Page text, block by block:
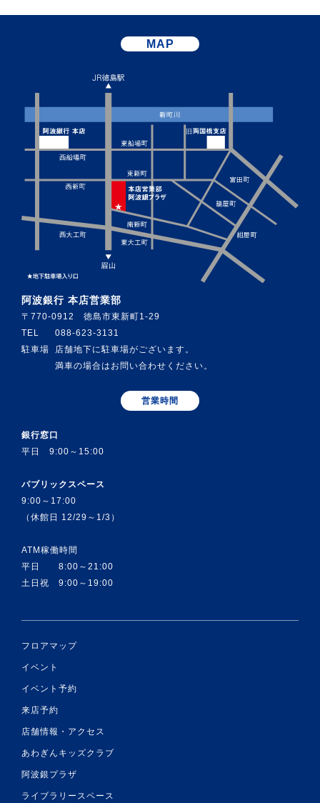
MAP
阿波銀行 本店営業部
〒770-0912 徳島市東新町1-29
TEL
088-623-3131
駐車場
店舗地下に駐車場がございます。
満車の場合はお問い合わせください。
営業時間
銀行窓口
平日 9:00～15:00
パブリックスペース
9:00～17:00
（休館日 12/29～1/3）
ATM稼働時間
平日 8:00～21:00
土日祝 9:00～19:00
フロアマップ
イベント
イベント予約
来店予約
店舗情報・アクセス
あわぎんキッズクラブ
阿波銀プラザ
ライブラリースペース